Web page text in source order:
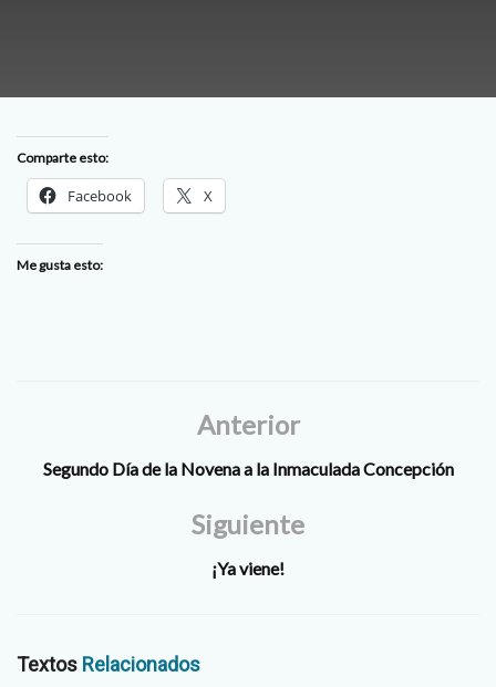
Comparte esto:
Facebook X
Me gusta esto:
Anterior
Segundo Día de la Novena a la Inmaculada Concepción
Siguiente
¡Ya viene!
Textos Relacionados